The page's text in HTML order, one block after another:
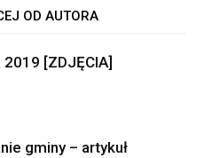
OD AUTORA
2019 [ZDJĘCIA]
gminy – artykuł